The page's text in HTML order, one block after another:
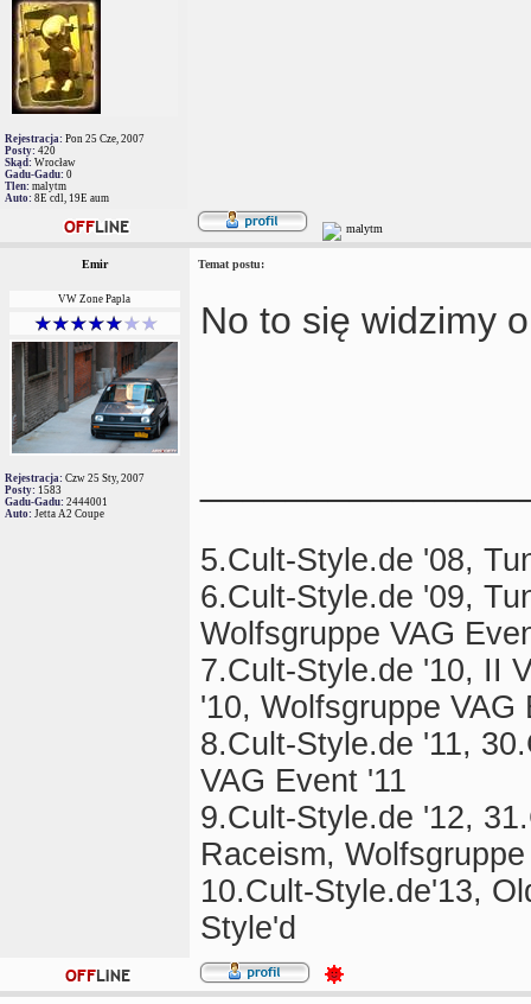
Rejestracja: Pon 25 Cze, 2007
Posty: 420
Skąd: Wrocław
Gadu-Gadu: 0
Tlen: malytm
Auto: 8E cdl, 19E aum
Emir Temat postu:
VW Zone Papla
Rejestracja: Czw 25 Sty, 2007
Posty: 1583
Gadu-Gadu: 2444001
Auto: Jetta A2 Coupe
No to się widzimy
5.Cult-Style.de '08,
6.Cult-Style.de '09,
Wolfsgruppe VAG
7.Cult-Style.de '10, II
'10, Wolfsgruppe VAG
8.Cult-Style.de '11,
VAG Event '11
9.Cult-Style.de '12,
Raceism,
10.Cult-Style.de'13,
Style'd